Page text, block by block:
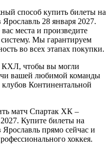
способ купить билеты на
28 января 2027.
места и произведите
Мы гарантируем
во всех этапах покупки.
КХЛ, чтобы вы могли
вашей любимой команды
Континентальной
матч Спартак ХК –
Купите билеты на
прямо сейчас и
хоккея.